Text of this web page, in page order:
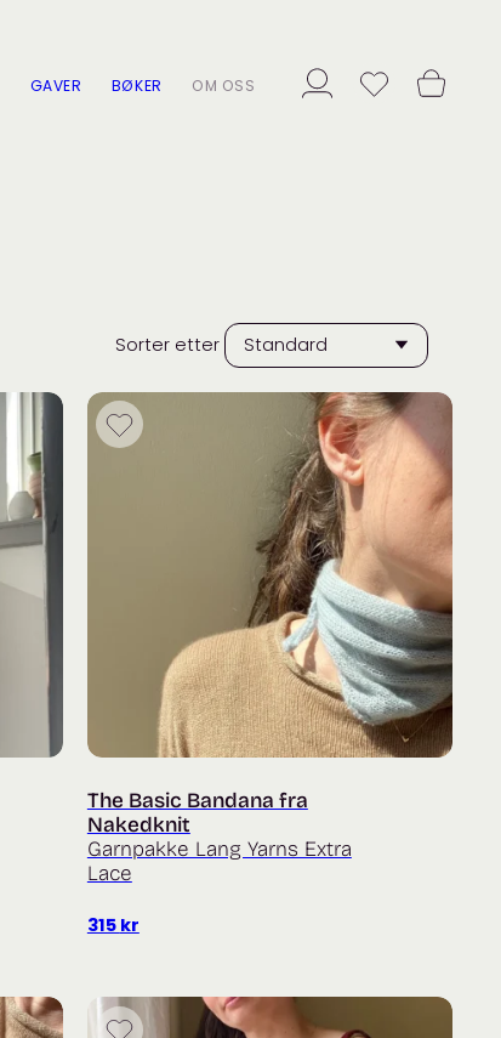
GAVER BØKER OM OSS
Sorter etter
The Basic Bandana fra
Nakedknit
Garnpakke Lang Yarns Extra
Lace
315 kr